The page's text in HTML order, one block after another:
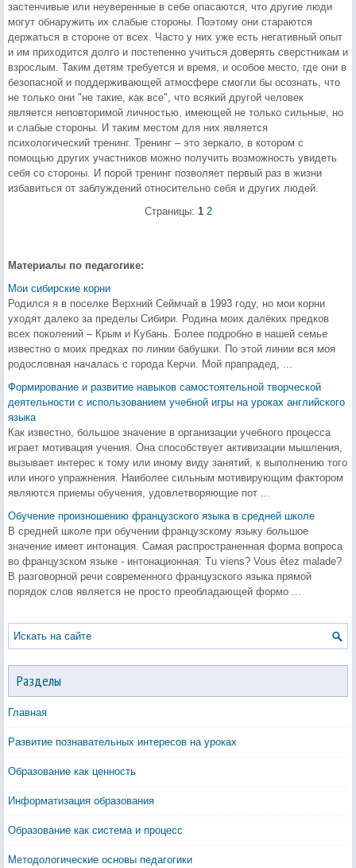
застенчивые или неуверенные в себе опасаются, что другие люди
могут обнаружить их слабые стороны. Поэтому они стараются
держаться в стороне от всех. Часто у них уже есть негативный опыт
и им приходится долго и постепенно учиться доверять сверстникам и
взрослым. Таким детям требуется и время, и особое место, где они в
безопасной и поддерживающей атмосфере смогли бы осознать, что
не только они "не такие, как все", что всякий другой человек
является неповторимой личностью, имеющей не только сильные, но
и слабые стороны. И таким местом для них является
психологический тренинг. Тренинг – это зеркало, в котором с
помощью других участников можно получить возможность увидеть
себя со стороны. И порой тренинг позволяет первый раз в жизни
избавиться от заблуждений относительно себя и других людей.
Страницы: 1 2
Материалы по педагогике:
Мои сибирские корни
Родился я в поселке Верхний Сеймчай в 1993 году, но мои корни
уходят далеко за пределы Сибири. Родина моих далёких предков
всех поколений – Крым и Кубань. Более подробно в нашей семье
известно о моих предках по линии бабушки. По этой линии вся моя
родословная началась с города Керчи. Мой прапрадед, ...
Формирование и развитие навыков самостоятельной творческой
деятельности с использованием учебной игры на уроках английского
языка
Как известно, большое значение в организации учебного процесса
играет мотивация учения. Она способствует активизации мышления,
вызывает интерес к тому или иному виду занятий, к выполнению того
или иного упражнения. Наиболее сильным мотивирующим фактором
являются приемы обучения, удовлетворяющие пот ...
Обучение произношению французского языка в средней школе
В средней школе при обучении французскому языку большое
значение имеет интонация. Самая распространенная форма вопроса
во французском языке - интонационная: Tu viens? Vous ȇtez malade?
В разговорной речи современного французского языка прямой
порядок слов является не просто преобладающей формо ...
Разделы
Главная
Развитие познавательных интересов на уроках
Образование как ценность
Информатизация образования
Образование как система и процесс
Методологические основы педагогики